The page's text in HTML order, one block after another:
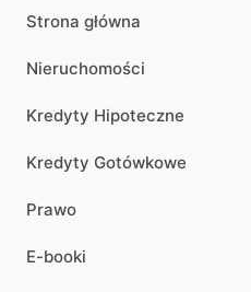
Strona główna
Nieruchomości
Kredyty Hipoteczne
Kredyty Gotówkowe
Prawo
E-booki